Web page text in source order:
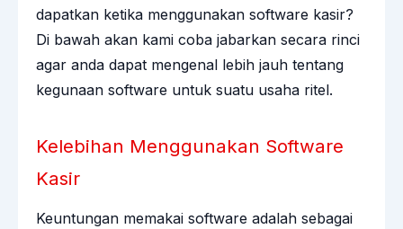
dapatkan ketika menggunakan software kasir?
Di bawah akan kami coba jabarkan secara rinci
agar anda dapat mengenal lebih jauh tentang
kegunaan software untuk suatu usaha ritel.
Kelebihan Menggunakan Software
Kasir
Keuntungan memakai software adalah sebagai